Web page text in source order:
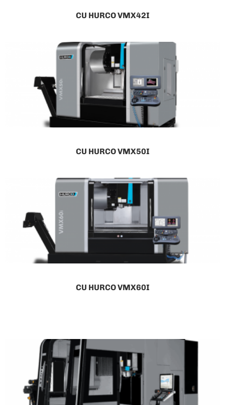
CU HURCO VMX42I
CU HURCO VMX50I
CU HURCO VMX60I